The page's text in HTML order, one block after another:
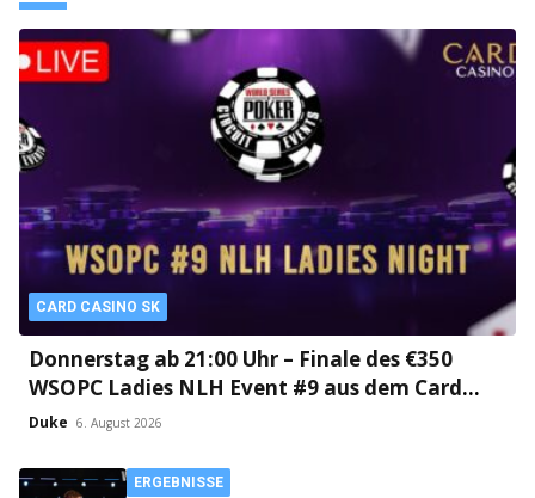
CARD CASINO SK
Donnerstag ab 21:00 Uhr – Finale des €350
WSOPC Ladies NLH Event #9 aus dem Card
Casino SK!
Duke 6. August 2026
ERGEBNISSE